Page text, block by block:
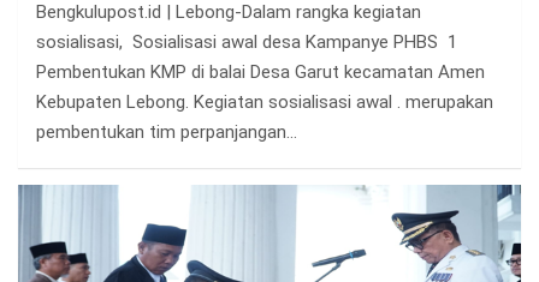
Bengkulupost.id | Lebong-Dalam rangka kegiatan
sosialisasi, Sosialisasi awal desa Kampanye PHBS 1
Pembentukan KMP di balai Desa Garut kecamatan Amen
Kebupaten Lebong. Kegiatan sosialisasi awal . merupakan
pembentukan tim perpanjangan…